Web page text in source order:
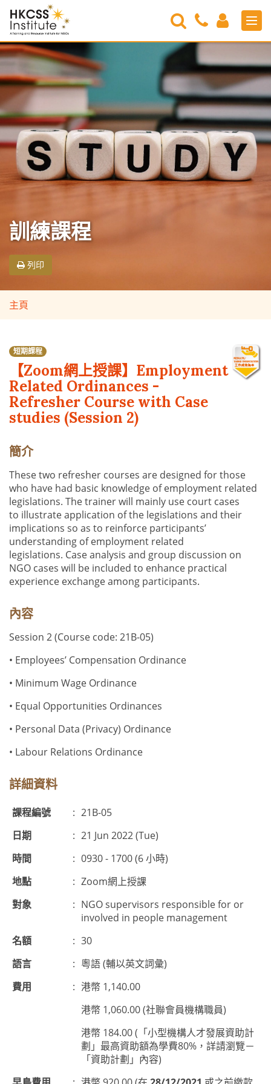
HKCSS
Institute
Search
Contact
Us
Login
訓練課程
列印
主頁
短期課程
【Zoom網上授課】Employment
Related Ordinances -
Refresher Course with Case
studies (Session 2)
簡介
These two refresher courses are designed for those
who have had basic knowledge of employment related
legislations. The trainer will mainly use court cases
to illustrate application of the legislations and their
implications so as to reinforce participants’
understanding ofemployment related
legislations. Case analysis and group discussion on
NGO cases will be included to enhance practical
experience exchange among participants.
內容
Session 2 (Course code: 21B-05)
• Employees’ Compensation Ordinance
• Minimum Wage Ordinance
• Equal Opportunities Ordinances
• Personal Data (Privacy) Ordinance
• Labour Relations Ordinance
詳細資料
課程編號 : 21B-05
日期
: 21 Jun 2022 (Tue)
時間
: 0930 - 1700 (6 小時)
地點
: Zoom網上授課
對象
: NGO supervisors responsible for or
involved in people management
名額
: 30
語言
: 粵語 (輔以英文詞彙)
費用
: 港幣 1,140.00
港幣 1,060.00 (社聯會員機構職員)
港幣 184.00 (「小型機構人才發展資助計
劃」最高資助額為學費80%，詳請瀏覽－
「資助計劃」內容)